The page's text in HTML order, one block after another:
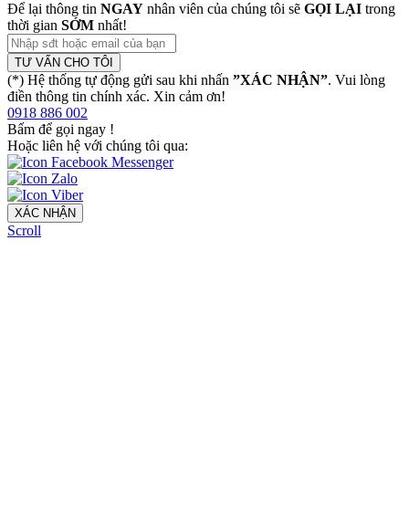
Để lại thông tin NGAY nhân viên của chúng tôi sẽ GỌI LẠI trong
thời gian SỚM nhất!
TƯ VẤN CHO TÔI
(*) Hệ thống tự động gửi sau khi nhấn ”XÁC NHẬN”. Vui lòng
điền thông tin chính xác. Xin cảm ơn!
0918 886 002
Bấm để gọi ngay !
Hoặc liên hệ với chúng tôi qua:
XÁC NHẬN
Scroll